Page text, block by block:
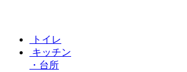
トイレ
キッチン
・台所